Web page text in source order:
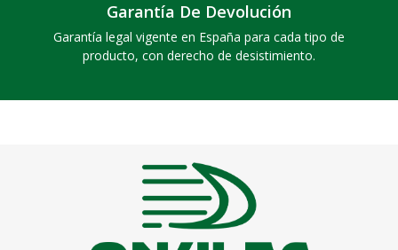
Garantía De Devolución
Garantía legal vigente en España para cada tipo de
producto, con derecho de desistimiento.